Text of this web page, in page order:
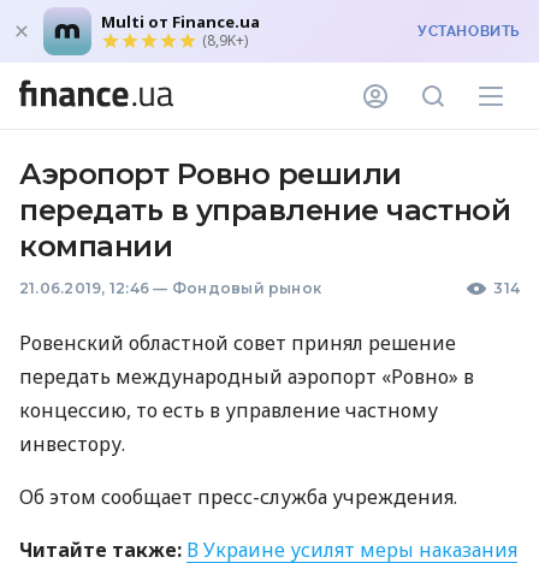
Multi от Finance.ua
(8,9K+) УСТАНОВИТЬ
Аэропорт Ровно решили
передать в управление частной
компании
21.06.2019, 12:46 — Фондовый рынок 314
Ровенский областной совет принял решение
передать международный аэропорт «Ровно» в
концессию, то есть в управление частному
инвестору.
Об этом сообщает пресс-служба учреждения.
Читайте также: В Украине усилят меры наказания